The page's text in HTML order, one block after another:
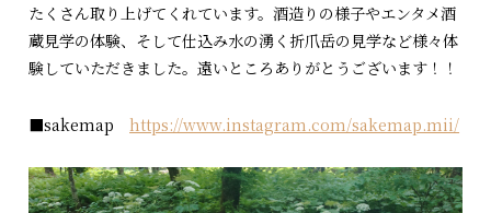
たくさん取り上げてくれています。酒造りの様子やエンタメ酒
蔵見学の体験、そして仕込み水の湧く折爪岳の見学など様々体
験していただきました。遠いところありがとうございます！！
■sakemaphttps://www.instagram.com/sakemap.mii/